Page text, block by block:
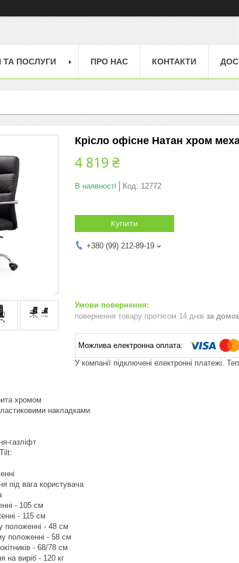
ТА ПОСЛУГИ ПРО НАС КОНТАКТИ
Крісло офісне Натан хром
4 819 ₴
В наявності Код: 12772
Купити
+380 (99) 212-89-19
повернення товару протягом 14 днів за
У компанії підключені електронні платежі.
хромом
накладками
газліфт
під вага користувача
- 105 см
- 115 см
положенні - 48 см
положенні - 58 см
- 68/78 см
на виріб - 120 кг